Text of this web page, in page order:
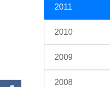
2011
2010
2009
2008